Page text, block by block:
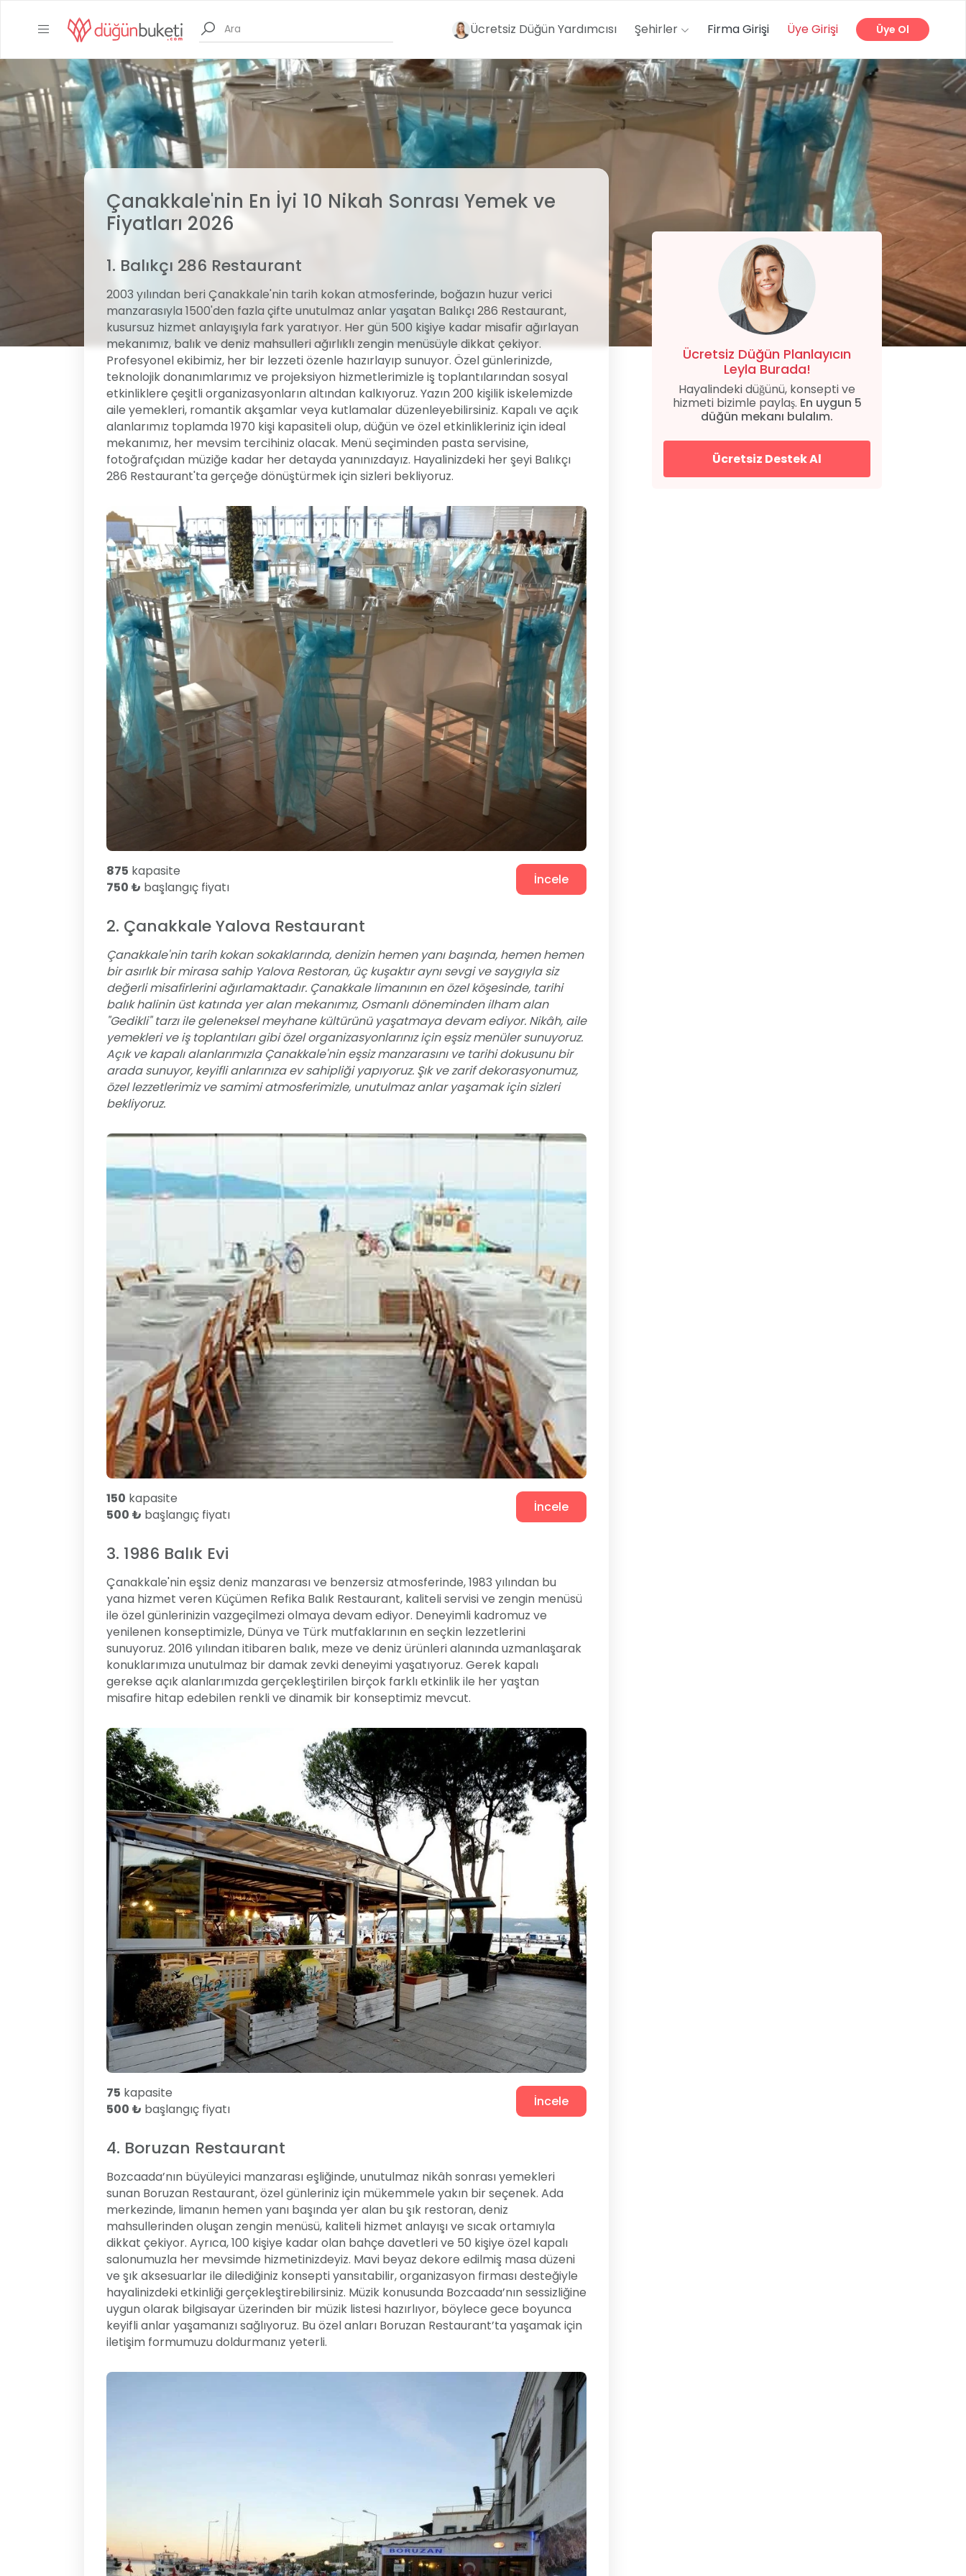
Ücretsiz Düğün Yardımcısı Şehirler Firma Girişi Üye Girişi Üye Ol
Çanakkale'nin En İyi 10 Nikah Sonrası Yemek ve
Fiyatları 2026
1. Balıkçı 286 Restaurant
2003 yılından beri Çanakkale'nin tarih kokan atmosferinde, boğazın huzur verici
manzarasıyla 1500'den fazla çifte unutulmaz anlar yaşatan Balıkçı 286 Restaurant,
kusursuz hizmet anlayışıyla fark yaratıyor. Her gün 500 kişiye kadar misafir ağırlayan
mekanımız, balık ve deniz mahsulleri ağırlıklı zengin menüsüyle dikkat çekiyor.
Profesyonel ekibimiz, her bir lezzeti özenle hazırlayıp sunuyor. Özel günlerinizde,
teknolojik donanımlarımız ve projeksiyon hizmetlerimizle iş toplantılarından sosyal
etkinliklere çeşitli organizasyonların altından kalkıyoruz. Yazın 200 kişilik iskelemizde
aile yemekleri, romantik akşamlar veya kutlamalar düzenleyebilirsiniz. Kapalı ve açık
alanlarımız toplamda 1970 kişi kapasiteli olup, düğün ve özel etkinlikleriniz için ideal
mekanımız, her mevsim tercihiniz olacak. Menü seçiminden pasta servisine,
fotoğrafçıdan müziğe kadar her detayda yanınızdayız. Hayalinizdeki her şeyi Balıkçı
286 Restaurant'ta gerçeğe dönüştürmek için sizleri bekliyoruz.
875 kapasite
750 ₺ başlangıç fiyatı İncele
2. Çanakkale Yalova Restaurant
Çanakkale'nin tarih kokan sokaklarında, denizin hemen yanı başında, hemen hemen
bir asırlık bir mirasa sahip Yalova Restoran, üç kuşaktır aynı sevgi ve saygıyla siz
değerli misafirlerini ağırlamaktadır. Çanakkale limanının en özel köşesinde, tarihi
balık halinin üst katında yer alan mekanımız, Osmanlı döneminden ilham alan
"Gedikli" tarzı ile geleneksel meyhane kültürünü yaşatmaya devam ediyor. Nikâh, aile
yemekleri ve iş toplantıları gibi özel organizasyonlarınız için eşsiz menüler sunuyoruz.
Açık ve kapalı alanlarımızla Çanakkale'nin eşsiz manzarasını ve tarihi dokusunu bir
arada sunuyor, keyifli anlarınıza ev sahipliği yapıyoruz. Şık ve zarif dekorasyonumuz,
özel lezzetlerimiz ve samimi atmosferimizle, unutulmaz anlar yaşamak için sizleri
bekliyoruz.
150 kapasite
500 ₺ başlangıç fiyatı İncele
3. 1986 Balık Evi
Çanakkale'nin eşsiz deniz manzarası ve benzersiz atmosferinde, 1983 yılından bu
yana hizmet veren Küçümen Refika Balık Restaurant, kaliteli servisi ve zengin menüsü
ile özel günlerinizin vazgeçilmezi olmaya devam ediyor. Deneyimli kadromuz ve
yenilenen konseptimizle, Dünya ve Türk mutfaklarının en seçkin lezzetlerini
sunuyoruz. 2016 yılından itibaren balık, meze ve deniz ürünleri alanında uzmanlaşarak
konuklarımıza unutulmaz bir damak zevki deneyimi yaşatıyoruz. Gerek kapalı
gerekse açık alanlarımızda gerçekleştirilen birçok farklı etkinlik ile her yaştan
misafire hitap edebilen renkli ve dinamik bir konseptimiz mevcut.
75 kapasite
500 ₺ başlangıç fiyatı İncele
4. Boruzan Restaurant
Bozcaada’nın büyüleyici manzarası eşliğinde, unutulmaz nikâh sonrası yemekleri
sunan Boruzan Restaurant, özel günleriniz için mükemmele yakın bir seçenek. Ada
merkezinde, limanın hemen yanı başında yer alan bu şık restoran, deniz
mahsullerinden oluşan zengin menüsü, kaliteli hizmet anlayışı ve sıcak ortamıyla
dikkat çekiyor. Ayrıca, 100 kişiye kadar olan bahçe davetleri ve 50 kişiye özel kapalı
salonumuzla her mevsimde hizmetinizdeyiz. Mavi beyaz dekore edilmiş masa düzeni
ve şık aksesuarlar ile dilediğiniz konsepti yansıtabilir, organizasyon firması desteğiyle
hayalinizdeki etkinliği gerçekleştirebilirsiniz. Müzik konusunda Bozcaada’nın sessizliğine
uygun olarak bilgisayar üzerinden bir müzik listesi hazırlıyor, böylece gece boyunca
keyifli anlar yaşamanızı sağlıyoruz. Bu özel anları Boruzan Restaurant’ta yaşamak için
iletişim formumuzu doldurmanız yeterli.
Ücretsiz Düğün Planlayıcın
Leyla Burada!
Hayalindeki düğünü, konsepti ve
hizmeti bizimle paylaş. En uygun 5
düğün mekanı bulalım.
Ücretsiz Destek Al